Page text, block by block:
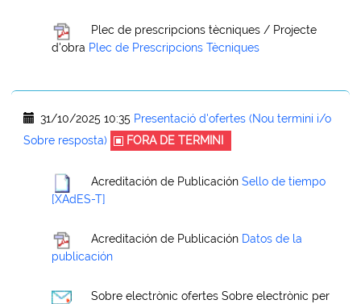
Plec de prescripcions tècniques / Projecte
d'obra Plec de Prescripcions Tècniques
31/10/2025 10:35 Presentació d'ofertes (Nou termini i/o
Sobre resposta)
FORA DE TERMINI
Acreditación de Publicación Sello de tiempo
[XAdES-T]
Acreditación de Publicación Datos de la
publicación
Sobre electrònic ofertes Sobre electrònic per